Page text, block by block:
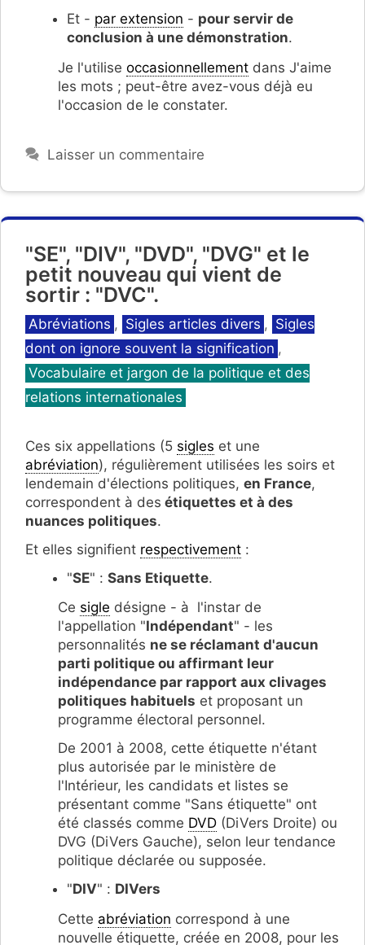
Et - par extension - pour servir de
conclusion à une démonstration.
Je l'utilise occasionnellement dans J'aime
les mots ; peut-être avez-vous déjà eu
l'occasion de le constater.
Laisser un commentaire
"SE", "DIV", "DVD", "DVG" et le
petit nouveau qui vient de
sortir : "DVC".
Catégories
Abréviations , Sigles articles divers , Sigles
dont on ignore souvent la signification ,
Vocabulaire et jargon de la politique et des
relations internationales
Ces six appellations (5 sigles et une
abréviation), régulièrement utilisées les soirs et
lendemain d'élections politiques, en France,
correspondent à des étiquettes et à des
nuances politiques.
Et elles signifient respectivement :
"SE" : Sans Etiquette.
Ce sigle désigne - à l'instar de
l'appellation "Indépendant" - les
personnalités ne se réclamant d'aucun
parti politique ou affirmant leur
indépendance par rapport aux clivages
politiques habituels et proposant un
programme électoral personnel.
De 2001 à 2008, cette étiquette n'étant
plus autorisée par le ministère de
l'Intérieur, les candidats et listes se
présentant comme "Sans étiquette" ont
été classés comme DVD (DiVers Droite) ou
DVG (DiVers Gauche), selon leur tendance
politique déclarée ou supposée.
"DIV" : DIVers
Cette abréviation correspond à une
nouvelle étiquette, créée en 2008, pour les